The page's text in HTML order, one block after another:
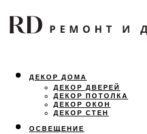
ДЕКОР ДОМА
ДЕКОР ДВЕРЕЙ
ДЕКОР ПОТОЛКА
ДЕКОР ОКОН
ДЕКОР СТЕН
ОСВЕЩЕНИЕ